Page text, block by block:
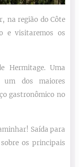
na região do Côte
e visitaremos os
Hermitage. Uma
dos maiores
gastronômico no
Saída para
os principais